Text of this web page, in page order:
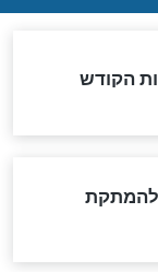
היד
השנים"